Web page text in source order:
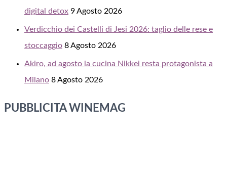
digital detox 9 Agosto 2026
Verdicchio dei Castelli di Jesi 2026: taglio delle rese e
stoccaggio 8 Agosto 2026
Akiro, ad agosto la cucina Nikkei resta protagonista a
Milano 8 Agosto 2026
PUBBLICITA WINEMAG